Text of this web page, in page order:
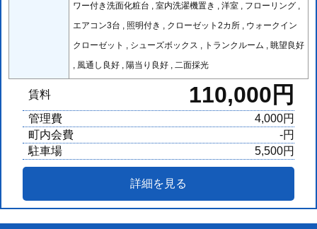
ワー付き洗面化粧台 , 室内洗濯機置き , 洋室 , フローリング ,
エアコン3台 , 照明付き , クローゼット2カ所 , ウォークイン
クローゼット , シューズボックス , トランクルーム , 眺望良好
, 風通し良好 , 陽当り良好 , 二面採光
賃料 110,000円
管理費
4,000円
町内会費
-円
駐車場
5,500円
詳細を見る